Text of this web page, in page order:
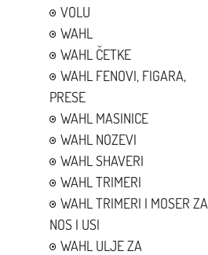
VOLU
WAHL
WAHL ČETKE
WAHL FENOVI, FIGARA,
PRESE
WAHL MASINICE
WAHL NOZEVI
WAHL SHAVERI
WAHL TRIMERI
WAHL TRIMERI I MOSER ZA
NOS I USI
WAHL ULJE ZA